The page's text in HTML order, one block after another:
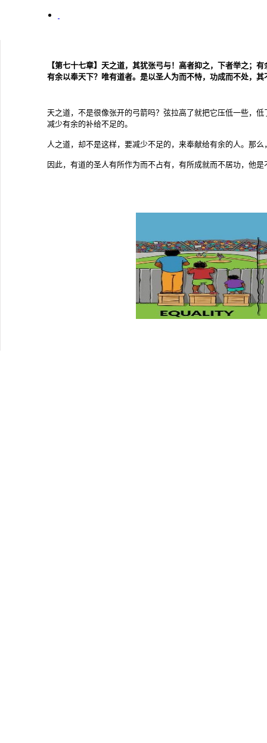
【第七十七章】天之道，其犹张弓与！高者抑之，下者举之；
有余以奉天下？唯有道者。是以圣人为而不恃，功成而不处，其
天之道，不是很像张开的弓箭吗？弦拉高了就把它压低一些，
减少有余的补给不足的。
人之道，却不是这样，要减少不足的，来奉献给有余的人。那
因此，有道的圣人有所作为而不占有，有所成就而不居功，他